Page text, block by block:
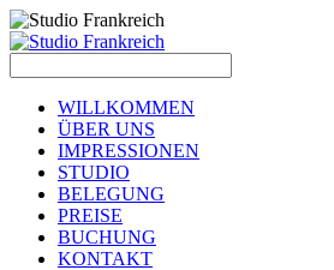
WILLKOMMEN
ÜBER UNS
IMPRESSIONEN
STUDIO
BELEGUNG
PREISE
BUCHUNG
KONTAKT